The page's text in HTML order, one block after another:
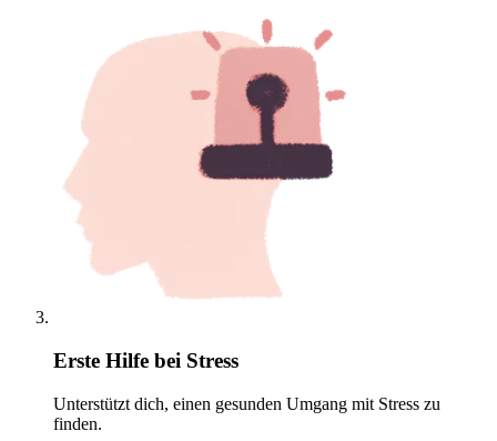
Erste Hilfe bei Stress
Unterstützt dich, einen gesunden Umgang mit Stress zu
finden.